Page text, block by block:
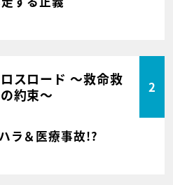
スロード ～救命救
約束～
2
ラ＆医療事故!?